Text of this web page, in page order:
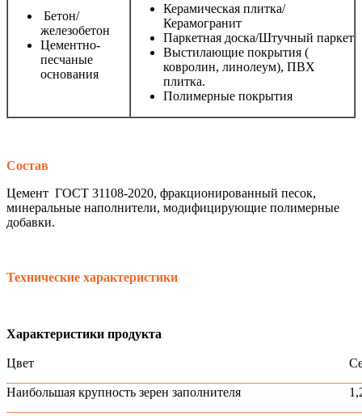
Бетон/
железобетон
Цементно-
песчаные
основания
Керамическая плитка/
Керамогранит
Паркетная доска/Штучный паркет
Выстилающие покрытия (
ковролин, линолеум), ПВХ
плитка.
Полимерные покрытия
Состав
Цемент ГОСТ 31108-2020, фракционированный песок,
минеральные наполнители, модифицирующие полимерные
добавки.
Технические характеристики
Характеристики продукта
Цвет
Наибольшая крупность зерен заполнителя